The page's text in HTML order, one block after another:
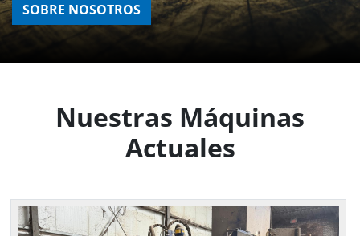
SOBRE NOSOTROS
Nuestras Máquinas
Actuales